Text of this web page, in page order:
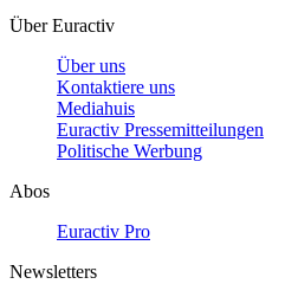
Über Euractiv
Über uns
Kontaktiere uns
Mediahuis
Euractiv Pressemitteilungen
Politische Werbung
Abos
Euractiv Pro
Newsletters